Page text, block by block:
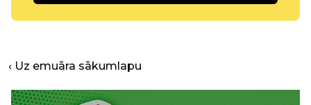
‹ Uz emuāra sākumlapu